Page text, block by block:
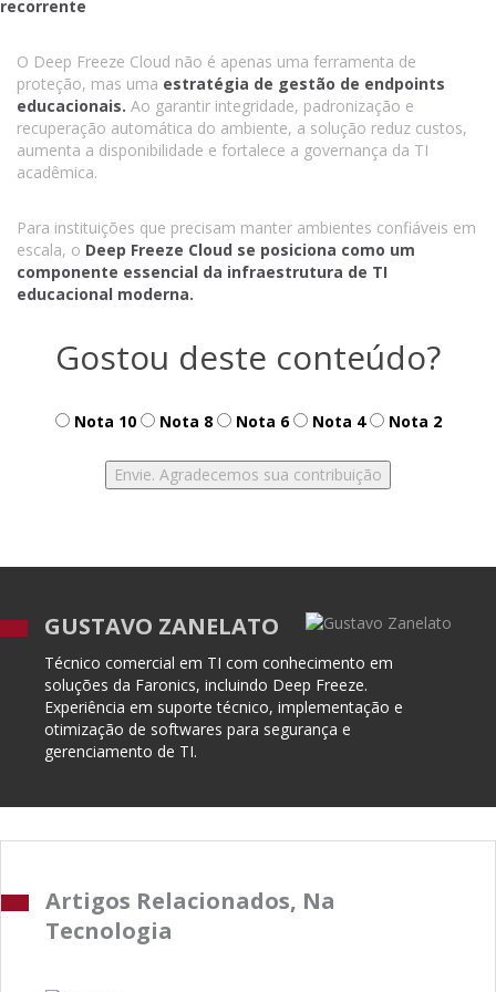
recorrente
O Deep Freeze Cloud não é apenas uma ferramenta de
proteção, mas uma estratégia de gestão de endpoints
educacionais. Ao garantir integridade, padronização e
recuperação automática do ambiente, a solução reduz custos,
aumenta a disponibilidade e fortalece a governança da TI
acadêmica.
Para instituições que precisam manter ambientes confiáveis em
escala, o Deep Freeze Cloud se posiciona como um
componente essencial da infraestrutura de TI
educacional moderna.
Gostou deste conteúdo?
Nota 10 Nota 8 Nota 6 Nota 4 Nota 2
GUSTAVO ZANELATO
Técnico comercial em TI com conhecimento em
soluções da Faronics, incluindo Deep Freeze.
Experiência em suporte técnico, implementação e
otimização de softwares para segurança e
gerenciamento de TI.
Artigos Relacionados, Na
Tecnologia